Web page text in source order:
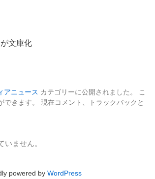
文庫化
アニュース カテゴリーに公開されました。 こ
できます。 現在コメント、トラックバックと
いません。
powered by WordPress